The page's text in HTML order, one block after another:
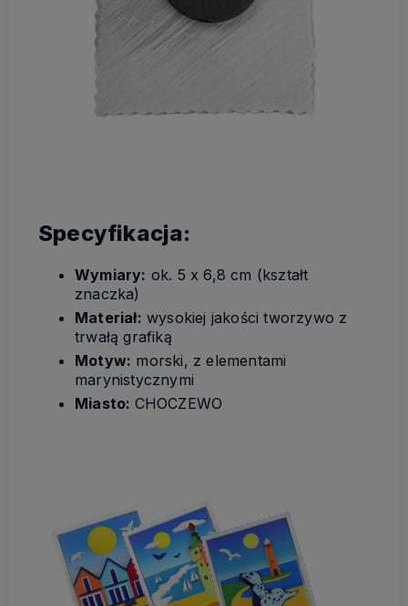
Specyfikacja:
Wymiary: ok. 5 x 6,8 cm (kształt
znaczka)
Materiał: wysokiej jakości tworzywo z
trwałą grafiką
Motyw: morski, z elementami
marynistycznymi
Miasto: CHOCZEWO